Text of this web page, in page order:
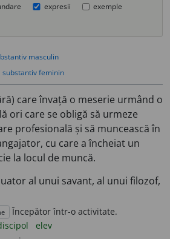
expresii
exemple
masculin
substantiv feminin
care învață o meserie urmând o
ori care se obligă să urmeze
profesională și să muncească în
cu care a încheiat un
la locul de muncă.
al unui savant, al unui filozof,
Începător într-o activitate.
elev